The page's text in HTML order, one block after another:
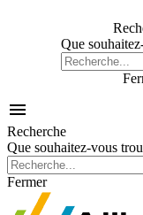
Que

Recherche
Que souhaitez-vous
Fermer